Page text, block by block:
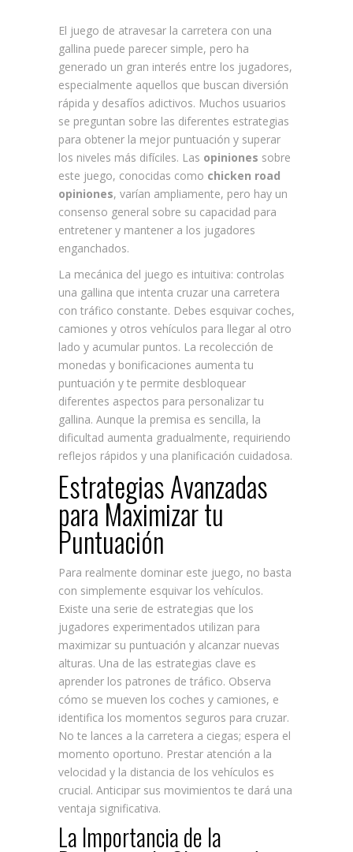
El juego de atravesar la carretera con una
gallina puede parecer simple, pero ha
generado un gran interés entre los jugadores,
especialmente aquellos que buscan diversión
rápida y desafíos adictivos. Muchos usuarios
se preguntan sobre las diferentes estrategias
para obtener la mejor puntuación y superar
los niveles más difíciles. Las opiniones sobre
este juego, conocidas como chicken road
opiniones, varían ampliamente, pero hay un
consenso general sobre su capacidad para
entretener y mantener a los jugadores
enganchados.
La mecánica del juego es intuitiva: controlas
una gallina que intenta cruzar una carretera
con tráfico constante. Debes esquivar coches,
camiones y otros vehículos para llegar al otro
lado y acumular puntos. La recolección de
monedas y bonificaciones aumenta tu
puntuación y te permite desbloquear
diferentes aspectos para personalizar tu
gallina. Aunque la premisa es sencilla, la
dificultad aumenta gradualmente, requiriendo
reflejos rápidos y una planificación cuidadosa.
Estrategias Avanzadas
para Maximizar tu
Puntuación
Para realmente dominar este juego, no basta
con simplemente esquivar los vehículos.
Existe una serie de estrategias que los
jugadores experimentados utilizan para
maximizar su puntuación y alcanzar nuevas
alturas. Una de las estrategias clave es
aprender los patrones de tráfico. Observa
cómo se mueven los coches y camiones, e
identifica los momentos seguros para cruzar.
No te lances a la carretera a ciegas; espera el
momento oportuno. Prestar atención a la
velocidad y la distancia de los vehículos es
crucial. Anticipar sus movimientos te dará una
ventaja significativa.
La Importancia de la